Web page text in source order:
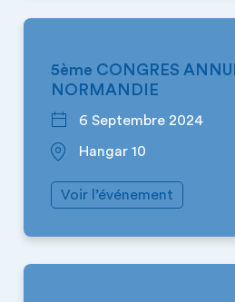
5ème CONGRES
NORMANDIE
6 Septembre 2024
Hangar 10
Voir l’événement